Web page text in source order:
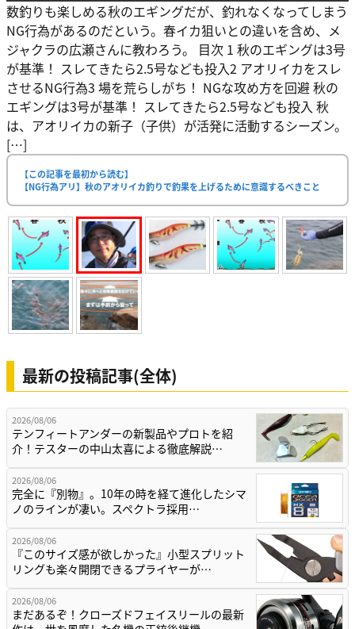
数釣りも楽しめる秋のエギングだが、釣れなくなってしまう
NG行為があるのだという。春イカ狙いとの違いを含め、メ
ジャクラの広瀬さんに教わろう。 目次 1 秋のエギングは3号
が基準！ スレてきたら2.5号なども投入2 アオリイカをスレ
させるNG行為3 場を荒らしがち！ NGな攻め方を回避 秋の
エギングは3号が基準！ スレてきたら2.5号なども投入 秋
は、アオリイカの新子（子供）が活発に活動するシーズン。
[…]
【この記事を最初から読む】
【NG行為アリ】秋のアオリイカ釣りで釣果を上げるために意識するべきこと
最新の投稿記事(全体)
2026/08/06
テンフィートアンダーの新製品やプロトを紹
介！テスターの中山太喜による徹底解説…
2026/08/06
完全に『別物』。10年の時を経て進化したシマ
ノのラインが凄い。スペクトラ採用…
2026/08/06
『このサイズ感が欲しかった』小型スプリット
リングも楽々開閉できるプライヤーが…
2026/08/06
まだあるぞ！クローズドフェイスリールの最新